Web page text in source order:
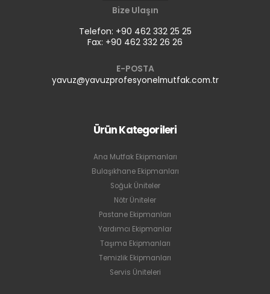
Bize Ulaşın
Telefon: +90 462 332 25 25
Fax: +90 462 332 26 26
E-POSTA
yavuz@yavuzprofesyonelmutfak.com.tr
Ürün Kategorileri
Ana Mutfak Ekipmanları
Bulaşıkhane Ekipmanları
Soğuk Üniteler
Nötr Üniteler
Pastane Ekipmanları
Yardımcı Ekipmanlar
Taşıma Ekipmanları
Temizlik Ekipmanları
Servis Üniteleri